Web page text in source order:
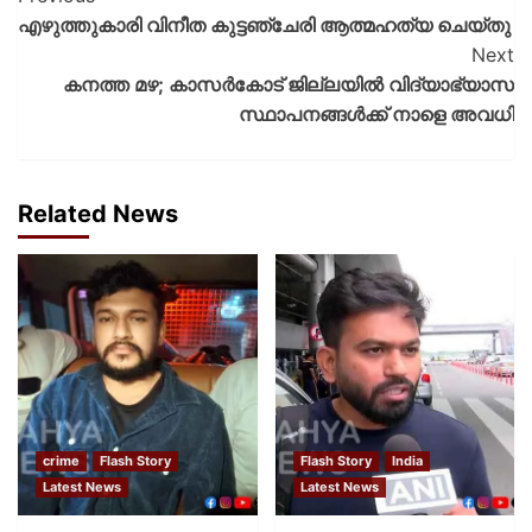
എഴുത്തുകാരി വിനീത കുട്ടഞ്ചേരി ആത്മഹത്യ ചെയ്‌തു
Next
കനത്ത മഴ; കാസർകോട് ജില്ലയിൽ വിദ്യാഭ്യാസ
സ്ഥാപനങ്ങൾക്ക് നാളെ അവധി
Related News
crime
Flash Story
Latest News
Flash Story
India
Latest News